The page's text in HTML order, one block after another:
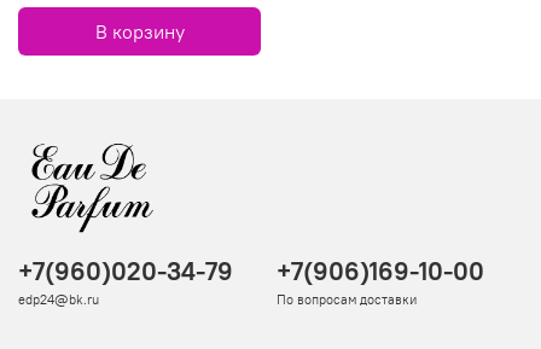
В корзину
+7(960)020-34-79
edp24@bk.ru
+7(906)169-10-00
По вопросам доставки